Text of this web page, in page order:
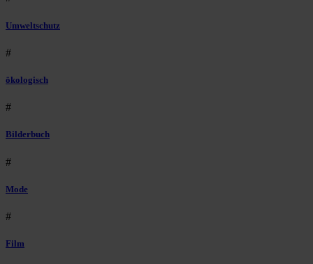
Umweltschutz
#
ökologisch
#
Bilderbuch
#
Mode
#
Film